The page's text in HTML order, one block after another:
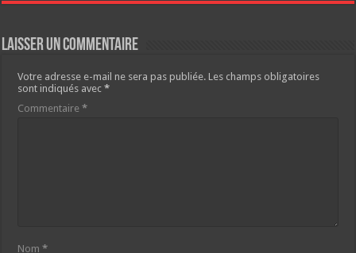
Laisser un commentaire
Votre adresse e-mail ne sera pas publiée. Les champs obligatoires
sont indiqués avec*
Commentaire*
Nom*